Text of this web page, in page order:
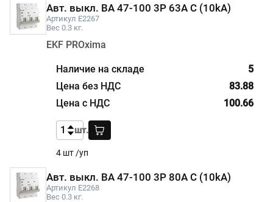
Авт. выкл. ВА 47-100 3P 63A C (10kA)
Артикул E2267
Вес 0.3 кг.
EKF PROxima
5
4 шт /уп
83.88
100.66
шт.
Авт. выкл. ВА 47-100 3P 80A C (10kA)
Артикул E2268
Вес 0.3 кг.